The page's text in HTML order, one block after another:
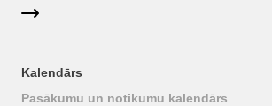
Kalendārs
Pasākumu un notikumu kalendārs